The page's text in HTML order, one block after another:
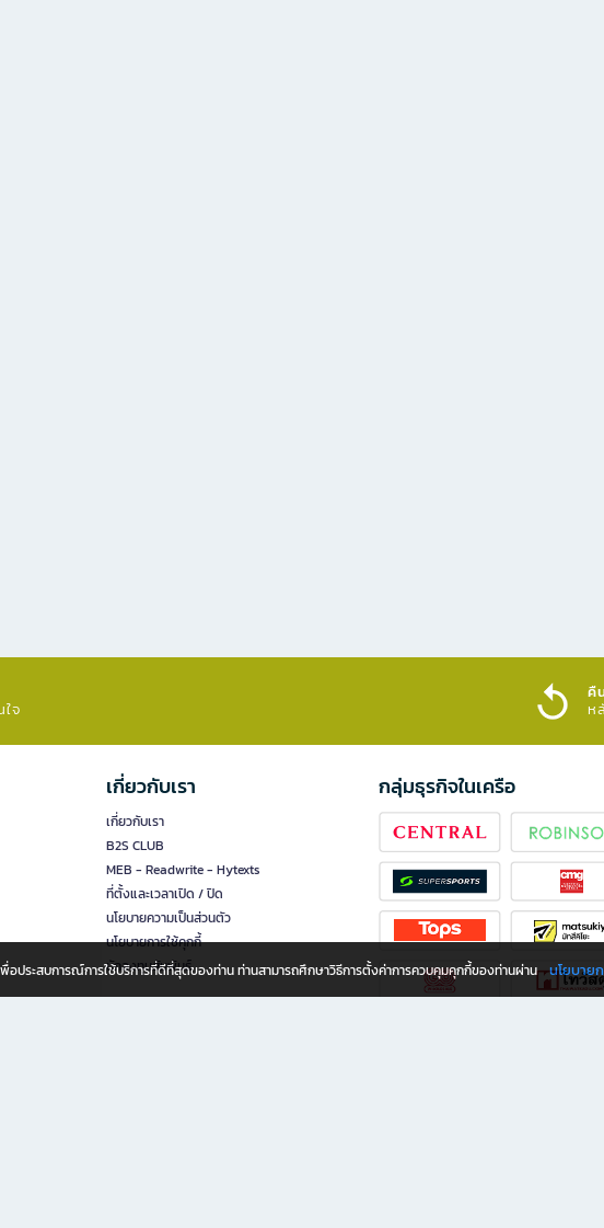
จ​
คื
ห
เกี่ยวกับเรา
เกี่ยวกับเรา
B2S CLUB
MEB - Readwrite - Hytexts
ที่ตั้งและเวลาเปิด / ปิด
นโยบายความเป็นส่วนตัว
นโยบายการใช้คุกกี้
นักลงทุนสัมพันธ์
กลุ่มธุรกิจในเครือ
อประสบการณ์การใช้บริการที่ดีที่สุดของท่าน ท่านสามารถศึกษาวิธีการตั้งค่าการควบคุมคุกกี้ของท่านผ่าน นโยบาย